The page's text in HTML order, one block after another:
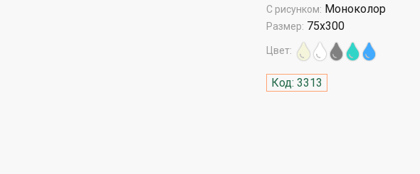
С рисунком: Моноколор
Размер: 75x300
Цвет:
Код: 3313